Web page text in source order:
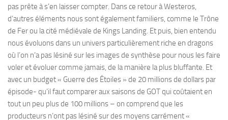
pas prête à s’en laisser compter. Dans ce retour à Westeros,
d’autres éléments nous sont également familiers, comme le Trône
de Fer ou la cité médiévale de Kings Landing. Et puis, bien entendu
nous évoluons dans un univers particulièrement riche en dragons
où l’on n’a pas lésiné sur les images de synthèse pour nous les faire
voler et évoluer comme jamais, de la manière la plus bluffante. Et
avec un budget « Guerre des Étoiles » de 20 millions de dollars par
épisode- qu’il faut comparer aux saisons de GOT qui coûtaient en
tout un peu plus de 100 millions – on comprend que les
producteurs n’ont pas lésiné sur des moyens carrément «